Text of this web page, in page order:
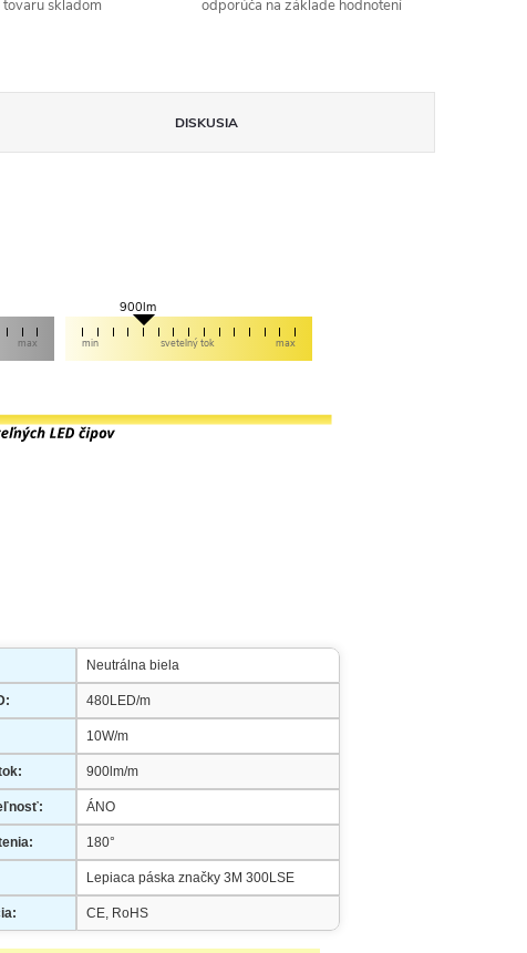
skladom
odporúča na základe hodnotení
DISKUSIA
max
900lm
min svetelný tok max
Neutrálna biela
480LED/m
10W/m
900lm/m
ÁNO
180°
Lepiaca páska značky 3M 300LSE
CE, RoHS